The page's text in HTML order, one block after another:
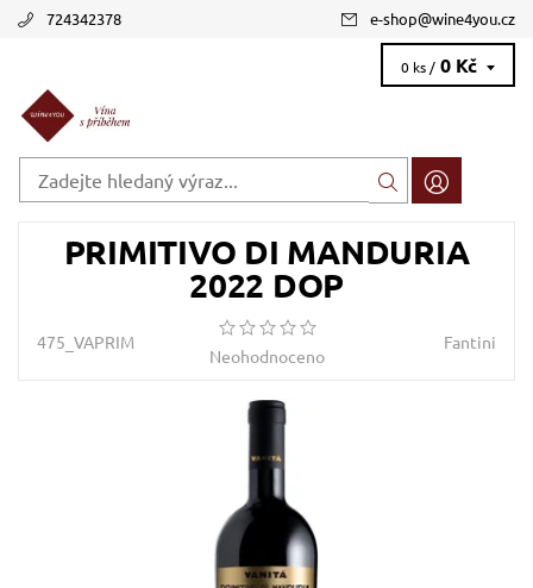
724342378 e-shop@wine4you.cz
0 ks / 0 Kč
PRIMITIVO DI MANDURIA
2022 DOP
475_VAPRIM
Neohodnoceno
Fantini